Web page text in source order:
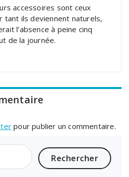
accessoires sont ceux
tant ils deviennent naturels,
l’absence à peine cinq
de la journée.
pour publier un commentaire.